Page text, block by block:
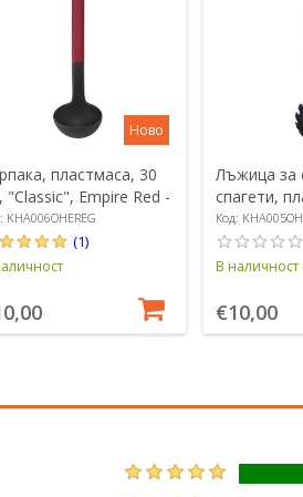
Ново
пластмаса, 30
"Classic", Empire Red -
KHA006OHEREG
(1)
Лъжица за
спагети,
см,
KitchenAid
Код:
В наличност
€10,00